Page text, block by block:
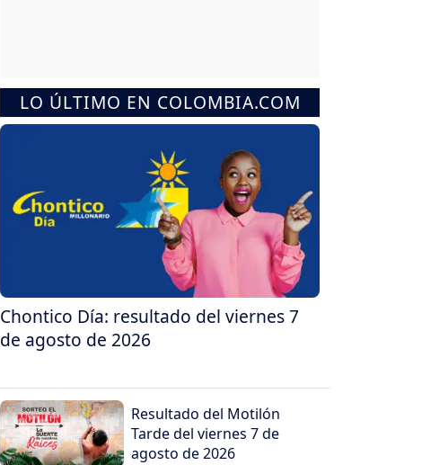
LO ÚLTIMO EN COLOMBIA.COM
Chontico Día: resultado del viernes 7
de agosto de 2026
Resultado del Motilón
Tarde del viernes 7 de
agosto de 2026